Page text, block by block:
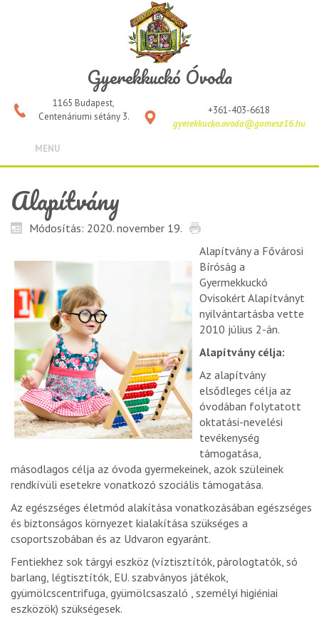
Gyerekkuckó Óvoda
1165 Budapest,
Centenáriumi sétány 3.
+361-403-6618
gyerekkucko.ovoda@gamesz16.hu
MENU
Alapítvány
Módosítás: 2020. november 19.
Alapítvány a Fővárosi
Bíróság a
Gyermekkuckó
Ovisokért Alapítványt
nyilvántartásba vette
2010 július 2-án.
Alapítvány célja:
Az alapítvány
elsődleges célja az
óvodában folytatott
oktatási-nevelési
tevékenység
támogatása,
másodlagos célja az óvoda gyermekeinek, azok szüleinek
rendkívüli esetekre vonatkozó szociális támogatása.
Az egészséges életmód alakítása vonatkozásában egészséges
és biztonságos környezet kialakítása szükséges a
csoportszobában és az Udvaron egyaránt.
Fentiekhez sok tárgyi eszköz (víztisztítók, párologtatók, só
barlang, légtisztítók, EU. szabványos játékok,
gyümölcscentrifuga, gyümölcsaszaló , személyi higiéniai
eszközök) szükségesek.